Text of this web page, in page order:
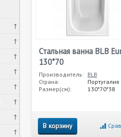
Стальная ванна BLB
130*70
Производитель: BLB
Страна:
Португалия
Размер(см):
130*70*38
В корзину